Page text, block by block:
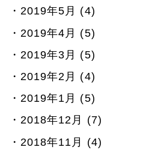
2019年5月 (4)
2019年4月 (5)
2019年3月 (5)
2019年2月 (4)
2019年1月 (5)
2018年12月 (7)
2018年11月 (4)